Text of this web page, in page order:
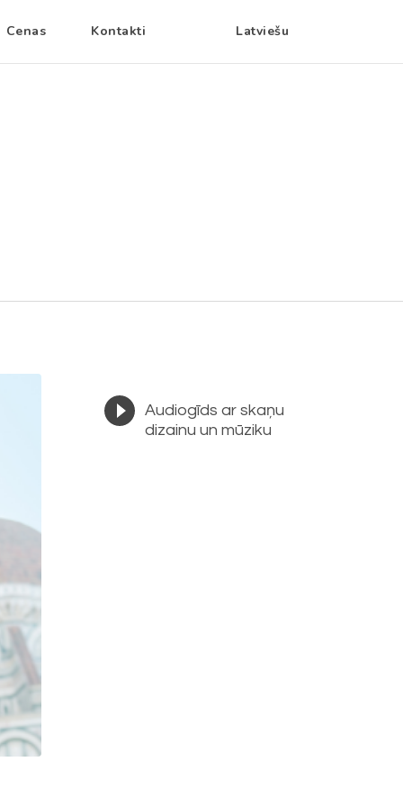
Cenas Kontakti Latviešu
Audiogīds ar skaņu
dizainu un mūziku